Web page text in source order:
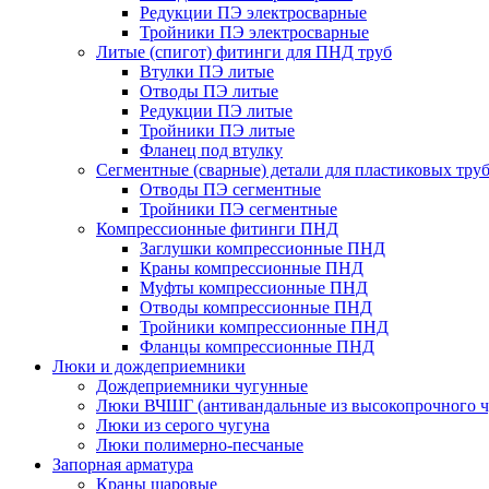
Редукции ПЭ электросварные
Тройники ПЭ электросварные
Литые (спигот) фитинги для ПНД труб
Втулки ПЭ литые
Отводы ПЭ литые
Редукции ПЭ литые
Тройники ПЭ литые
Фланец под втулку
Сегментные (сварные) детали для пластиковых труб
Отводы ПЭ сегментные
Тройники ПЭ сегментные
Компрессионные фитинги ПНД
Заглушки компрессионные ПНД
Краны компрессионные ПНД
Муфты компрессионные ПНД
Отводы компрессионные ПНД
Тройники компрессионные ПНД
Фланцы компрессионные ПНД
Люки и дождеприемники
Дождеприемники чугунные
Люки ВЧШГ (антивандальные из высокопрочного
Люки из серого чугуна
Люки полимерно-песчаные
Запорная арматура
Краны шаровые